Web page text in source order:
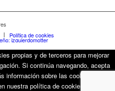
Política de cookies
izquierdomotter
propias y de terceros para mejorar
Si continúa navegando, acepta
información sobre las cookies que
nuestra política de cookies.